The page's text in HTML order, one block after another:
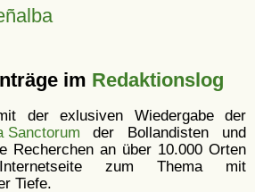
im Redaktionslog
der exlusiven Wiedergabe der
Sanctorum der Bollandisten und
Recherchen an über 10.000 Orten
zum Thema mit
Tiefe.